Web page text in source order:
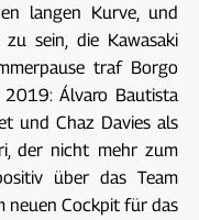
langen Kurve, und
sein, die Kawasaki
traf Borgo
Álvaro Bautista
und Chaz Davies als
der nicht mehr zum
über das Team
neuen Cockpit für das